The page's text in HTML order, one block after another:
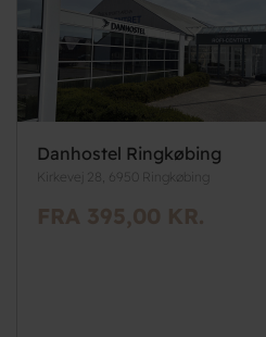
Danhostel Ringkøbing
Kirkevej 28, 6950 Ringkøbing
FRA 395,00 KR.